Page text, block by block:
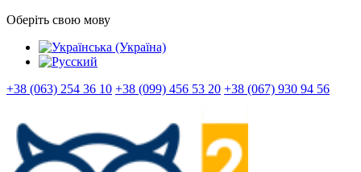
Оберіть свою мову
+38 (063) 254 36 10 +38 (099) 456 53 20 +38 (067) 930 94 56